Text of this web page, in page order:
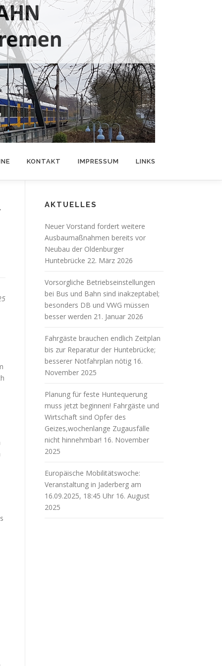
KONTAKT IMPRESSUM LINKS
AKTUELLES
Neuer Vorstand fordert weitere
Ausbaumaßnahmen bereits vor
Neubau der Oldenburger
Huntebrücke 22. März 2026
Vorsorgliche Betriebseinstellungen
bei Bus und Bahn sind inakzeptabel;
besonders DB und VWG müssen
besser werden 21. Januar 2026
Fahrgäste brauchen endlich Zeitplan
bis zur Reparatur der Huntebrücke;
besserer Notfahrplan nötig 16.
November 2025
Planung für feste Huntequerung
muss jetzt beginnen! Fahrgäste und
Wirtschaft sind Opfer des
Geizes,wochenlange Zugausfälle
nicht hinnehmbar! 16. November
2025
Europäische Mobilitätswoche:
Veranstaltung in Jaderberg am
16.09.2025, 18:45 Uhr 16. August
2025